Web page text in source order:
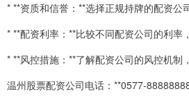
* **资质和信誉：**选择正规持牌的配资公
* **配资利率：**比较不同配资公司的利率
* **风控措施：**了解配资公司的风控机制
温州股票配资公司电话：**0577-